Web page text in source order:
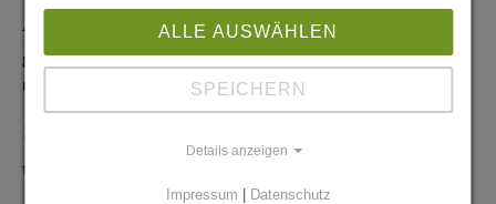
Anzeigen-Service
graen@mediaworldgmbh.deoder
meyer@mediaworldgmbh.de
tipps@stadtglanz.de
ALLE AUSWÄHLEN
SPEICHERN
Details anzeigen
Impressum | Datenschutz